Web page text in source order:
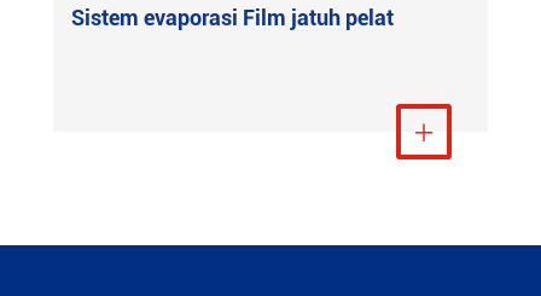
Sistem evaporasi Film jatuh pelat
Lihat Lebih Banyak
